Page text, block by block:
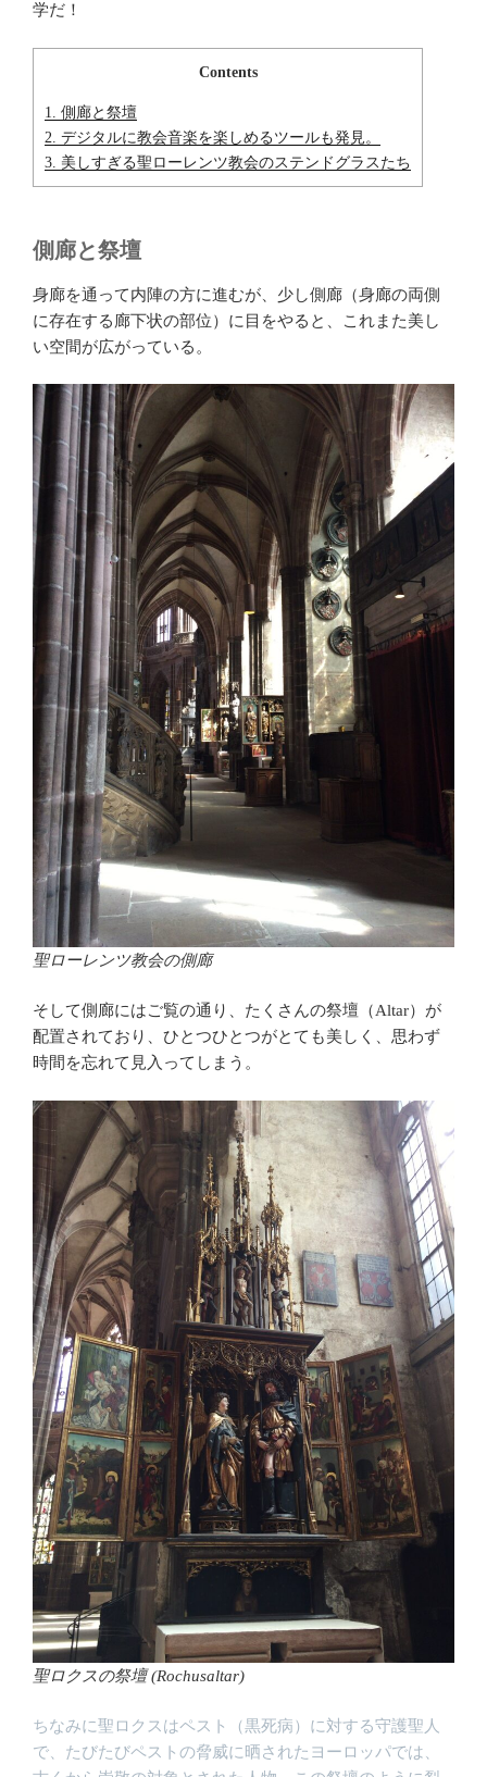
学だ！
Contents
1.
側廊と祭壇
2. デジタルに教会音楽を楽しめるツールも発見。
3. 美しすぎる聖ローレンツ教会のステンドグラスたち
側廊と祭壇
身廊を通って内陣の方に進むが、少し側廊（身廊の両側
に存在する廊下状の部位）に目をやると、これまた美し
い空間が広がっている。
聖ローレンツ教会の側廊
そして側廊にはご覧の通り、たくさんの祭壇（Altar）が
配置されており、ひとつひとつがとても美しく、思わず
時間を忘れて見入ってしまう。
聖ロクスの祭壇 (Rochusaltar)
ちなみに聖ロクスはペスト（黒死病）に対する守護聖人
で、たびたびペストの脅威に晒されたヨーロッパでは、